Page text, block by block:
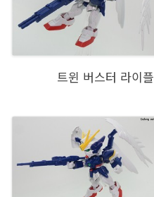
트윈 버스터 라이